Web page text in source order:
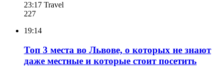
23:17 Travel
227
19:14
Топ 3 места во Львове, о которых не знают
даже местные и которые стоит посетить